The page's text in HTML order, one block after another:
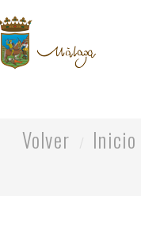
Volver Inicio